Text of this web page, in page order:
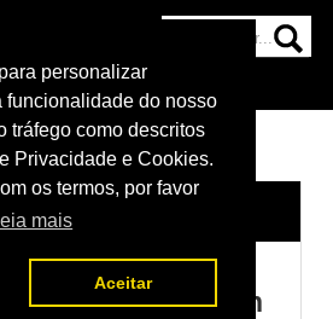
personalizar
funcionalidade do nosso
tráfego como descritos
Privacidade e Cookies.
os termos, por favor
mais
Aceitar
NOTÍCIAS
Oklahoma: Kevin